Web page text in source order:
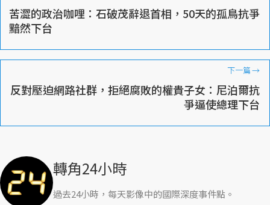
苦澀的政治咖哩：石破茂辭退首相，50天的孤鳥抗爭
黯然下台
下一篇→
反對壓迫網路社群，拒絕腐敗的權貴子女：尼泊爾抗
爭逼使總理下台
轉角24小時
過去24小時，每天影像中的國際深度事件點。